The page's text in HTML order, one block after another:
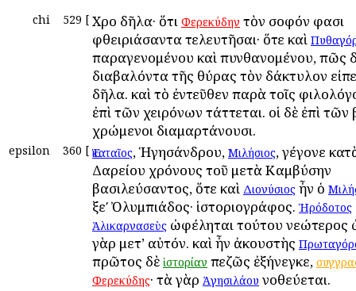
chi 529 [ Χροῒ δῆλα· ὅτι Φερεκύδην τὸν σοφόν φασι
φθειριάσαντα τελευτῆσαι· ὅτε καὶ
παραγενομένου καὶ πυνθανομένου, πῶς
διαβαλόντα τῆς θύρας τὸν δάκτυλον
δῆλα. καὶ τὸ ἐντεῦθεν παρὰ τοῖς
ἐπὶ τῶν χειρόνων τάττεται. οἱ δὲ ἐπὶ τῶν
χρώμενοι διαμαρτάνουσι.
epsilon 360 [ Ἑκαταῖος, Ἡγησάνδρου, Μιλήσιος, γέγονε
Δαρείου χρόνους τοῦ μετὰ Καμβύσην
βασιλεύσαντος, ὅτε καὶ Διονύσιος ἦν ὁ
ξεʹ Ὀλυμπιάδος· ἱστοριογράφος. Ἡρόδοτος
Ἁλικαρνασεὺς ὠφέληται τούτου νεώτερος
γὰρ μετ’ αὐτόν. καὶ ἦν ἀκουστὴς
πρῶτος δὲ ἱστορίαν πεζῶς ἐξήνεγκε,
Φερεκύδης· τὰ γὰρ Ἀγησιλάου νοθεύεται.